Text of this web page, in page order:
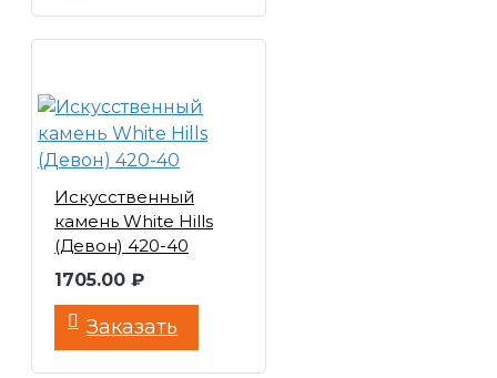
Искусственный
камень White Hills
(Девон) 420-40
1705.00 ₽
Заказать